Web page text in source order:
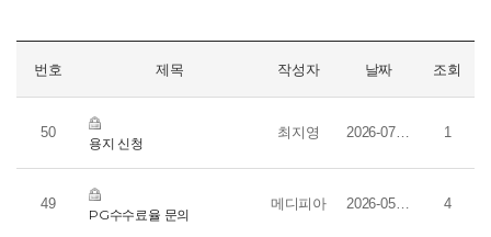
번호 제목 작성자 날짜 조회
50
용지 신청
최지영 2026-07-30 1
49
PG수수료율 문의
메디피아 2026-05-18 4